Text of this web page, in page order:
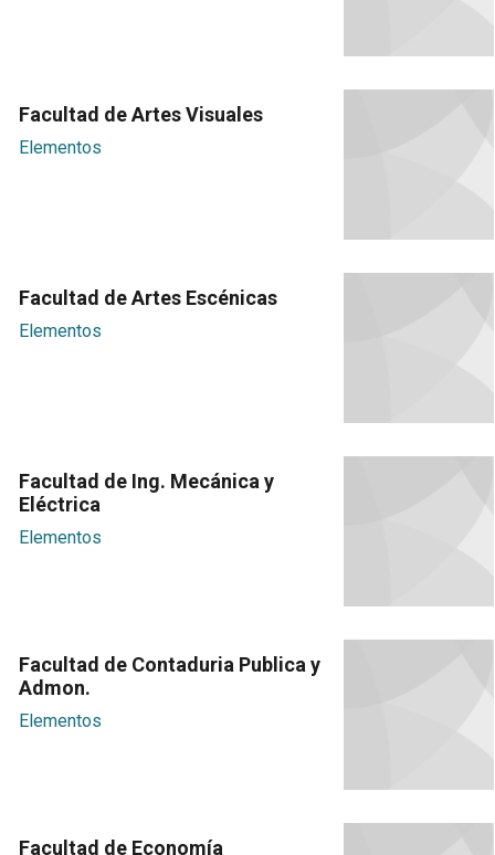
Facultad de Artes Visuales
Elementos
Facultad de Artes Escénicas
Elementos
Facultad de Ing. Mecánica y
Eléctrica
Elementos
Facultad de Contaduria Publica y
Admon.
Elementos
Facultad de Economía